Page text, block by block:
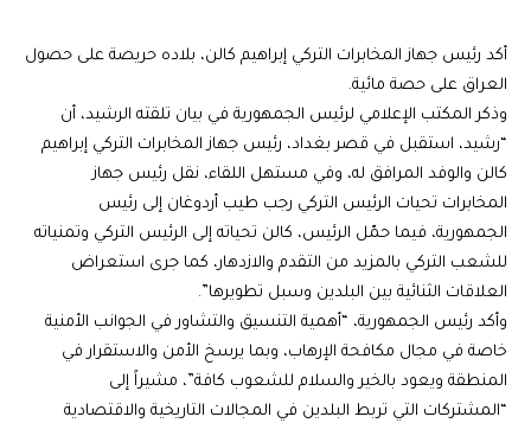
أكد رئيس جهاز المخابرات التركي إبراهيم كالن، بلاده حريصة على حصول
العراق على حصة مائية.
وذكر المكتب الإعلامي لرئيس الجمهورية في بيان تلقته الرشيد، أن
“رشيد، استقبل في قصر بغداد، رئيس جهاز المخابرات التركي إبراهيم
كالن والوفد المرافق له، وفي مستهل اللقاء، نقل رئيس جهاز
المخابرات تحيات الرئيس التركي رجب طيب أردوغان إلى رئيس
الجمهورية، فيما حمّل الرئيس، كالن تحياته إلى الرئيس التركي وتمنياته
للشعب التركي بالمزيد من التقدم والازدهار، كما جرى استعراض
العلاقات الثنائية بين البلدين وسبل تطويرها”.
وأكد رئيس الجمهورية، “أهمية التنسيق والتشاور في الجوانب الأمنية
خاصة في مجال مكافحة الإرهاب، وبما يرسخ الأمن والاستقرار في
المنطقة ويعود بالخير والسلام للشعوب كافة”، مشيراً إلى
“المشتركات التي تربط البلدين في المجالات التاريخية والاقتصادية